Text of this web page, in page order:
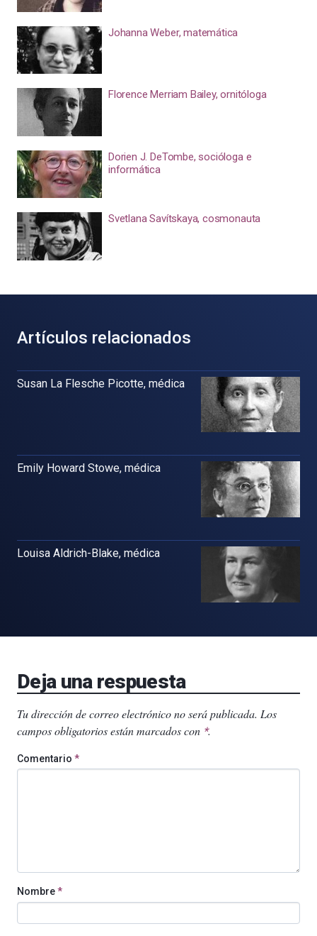
Johanna Weber, matemática
Florence Merriam Bailey, ornitóloga
Dorien J. DeTombe, socióloga e
informática
Svetlana Savítskaya, cosmonauta
Artículos relacionados
Susan La Flesche Picotte, médica
Emily Howard Stowe, médica
Louisa Aldrich-Blake, médica
Deja una respuesta
Tu dirección de correo electrónico no será publicada. Los
campos obligatorios están marcados con *.
Comentario *
Nombre*